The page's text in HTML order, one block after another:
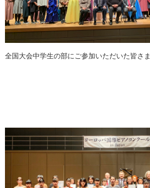
全国大会中学生の部にご参加いただいた皆さま